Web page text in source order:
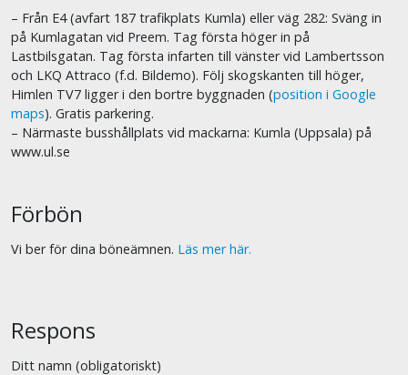
– Från E4 (avfart 187 trafikplats Kumla) eller väg 282: Sväng in
på Kumlagatan vid Preem. Tag första höger in på
Lastbilsgatan. Tag första infarten till vänster vid Lambertsson
och LKQ Attraco (f.d. Bildemo). Följ skogskanten till höger,
Himlen TV7 ligger i den bortre byggnaden (position i Google
maps). Gratis parkering.
– Närmaste busshållplats vid mackarna: Kumla (Uppsala) på
www.ul.se
Förbön
Vi ber för dina böneämnen. Läs mer här.
Respons
Ditt namn (obligatoriskt)